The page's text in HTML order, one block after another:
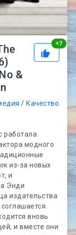
+7
&
/ Качество
работала
модного
из-за новых
и
Энди
издательства
вновь
и вместе они